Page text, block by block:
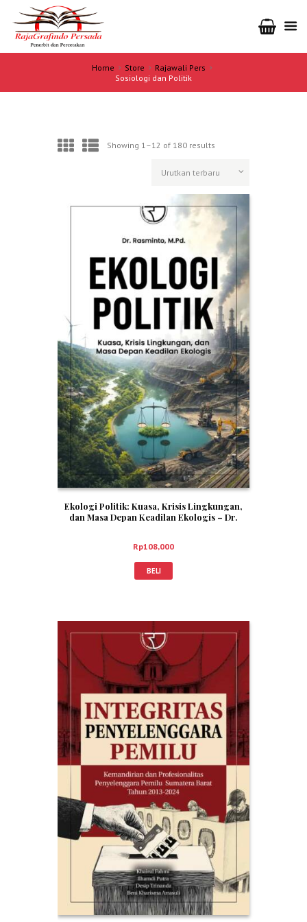
Home Store
Rajawali Pers
Sosiologi dan Politik
Showing 1–12 of 180 results
Ekologi Politik: Kuasa, Krisis Lingkungan,
dan Masa Depan Keadilan Ekologis – Dr.
Rp108,000
BELI